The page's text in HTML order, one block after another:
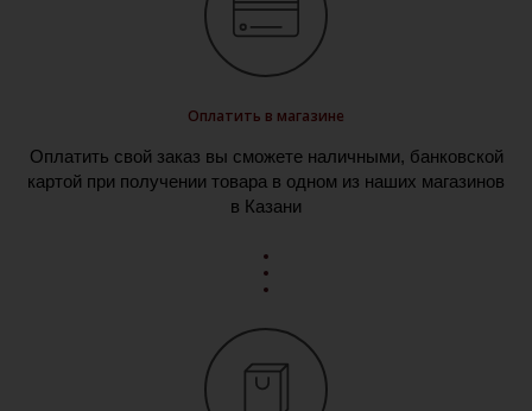
Оплатить в магазине
Оплатить свой заказ вы сможете наличными, банковской
картой при получении товара в одном из наших магазинов
в Казани